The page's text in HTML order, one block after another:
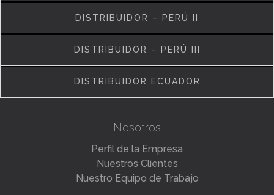
DISTRIBUIDOR – PERÚ II
DISTRIBUIDOR – PERÚ III
DISTRIBUIDOR ECUADOR
Nosotros
Perfil de la Empresa
Nuestros Clientes
Nuestro Equipo de Trabajo